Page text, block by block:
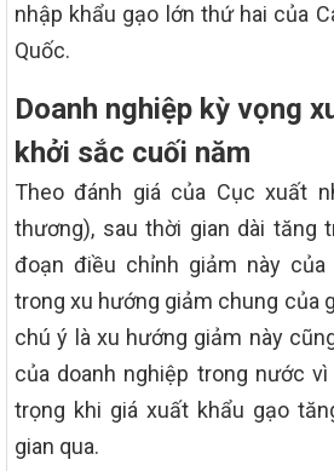
nhập khẩu gạo lớn thứ hai của
Quốc.
Doanh nghiệp kỳ vọng
khởi sắc cuối năm
Theo đánh giá của Cục xuất
thương), sau thời gian dài tăng
đoạn điều chỉnh giảm này
trong xu hướng giảm chung của
chú ý là xu hướng giảm này
của doanh nghiệp trong nước
trọng khi giá xuất khẩu gạo
gian qua.